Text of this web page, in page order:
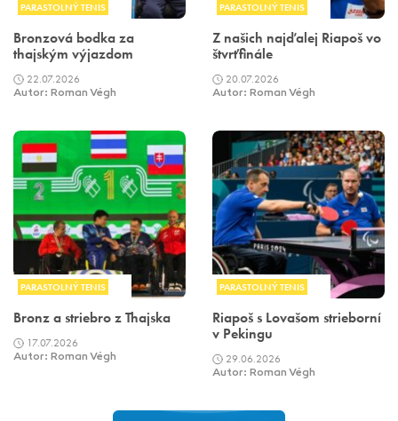
PARASTOLNÝ TENIS
Bronzová bodka za
thajským výjazdom
22.07.2026
Autor: Roman Végh
PARASTOLNÝ TENIS
Z našich najďalej Riapoš vo
štvrťfinále
20.07.2026
Autor: Roman Végh
PARASTOLNÝ TENIS
Bronz a striebro z Thajska
17.07.2026
Autor: Roman Végh
PARASTOLNÝ TENIS
Riapoš s Lovašom strieborní
v Pekingu
29.06.2026
Autor: Roman Végh